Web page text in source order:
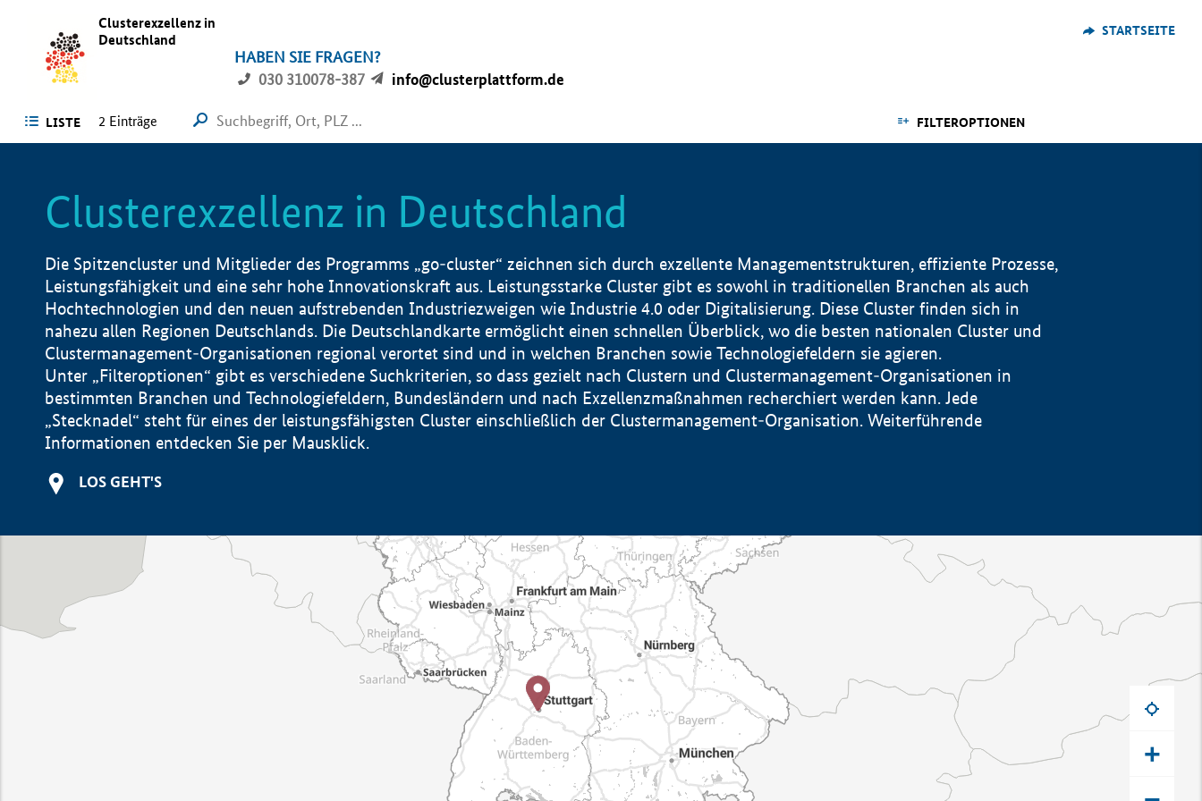
Clusterexzellenz in
Deutschland
HABEN SIE FRAGEN?
030 310078-387
info@clusterplattform.de
STARTSEITE
LISTE FILTEROPTIONEN
2 Einträge
Clusterexzellenz in Deutschland
Die Spitzencluster und Mitglieder des Programms „go-cluster“ zeichnen sich durch exzellente Managementstrukturen, effiziente Prozesse,
Leistungsfähigkeit und eine sehr hohe Innovationskraft aus. Leistungsstarke Cluster gibt es sowohl in traditionellen Branchen als auch
Hochtechnologien und den neuen aufstrebenden Industriezweigen wie Industrie 4.0 oder Digitalisierung. Diese Cluster finden sich in
nahezu allen Regionen Deutschlands. Die Deutschlandkarte ermöglicht einen schnellen Überblick, wo die besten nationalen Cluster und
Clustermanagement-Organisationen regional verortet sind und in welchen Branchen sowie Technologiefeldern sie agieren.
Unter „Filteroptionen“ gibt es verschiedene Suchkriterien, so dass gezielt nach Clustern und Clustermanagement-Organisationen in
bestimmten Branchen und Technologiefeldern, Bundesländern und nach Exzellenzmaßnahmen recherchiert werden kann. Jede
„Stecknadel“ steht für eines der leistungsfähigsten Cluster einschließlich der Clustermanagement-Organisation. Weiterführende
Informationen entdecken Sie per Mausklick.
LOS GEHT'S
+